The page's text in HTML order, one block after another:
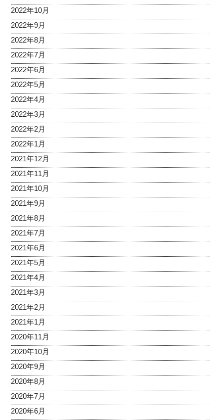
2022年10月
2022年9月
2022年8月
2022年7月
2022年6月
2022年5月
2022年4月
2022年3月
2022年2月
2022年1月
2021年12月
2021年11月
2021年10月
2021年9月
2021年8月
2021年7月
2021年6月
2021年5月
2021年4月
2021年3月
2021年2月
2021年1月
2020年11月
2020年10月
2020年9月
2020年8月
2020年7月
2020年6月